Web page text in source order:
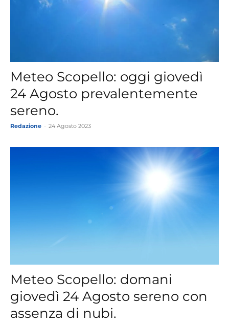
Meteo Scopello: oggi giovedì
24 Agosto prevalentemente
sereno.
Redazione 24 Agosto 2023
Meteo Scopello: domani
giovedì 24 Agosto sereno con
assenza di nubi.